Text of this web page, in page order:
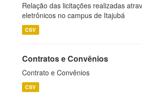
Relação das licitações realizadas
eletrônicos no campus de Itajubá
CSV
Contratos e Convênios
Contrato e Convênios
CSV